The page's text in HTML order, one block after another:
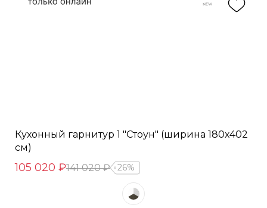
Кухонный гарнитур 1 "Стоун" (ширина 180х402
см)
105 020 ₽141 020 ₽ 26%